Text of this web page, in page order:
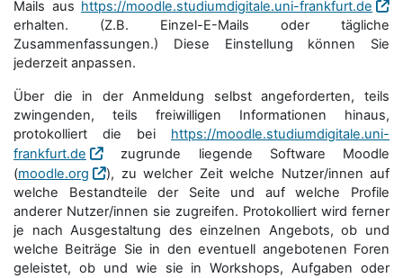
Mails aus https://moodle.studiumdigitale.uni-frankfurt.de
erhalten. (Z.B. Einzel-E-Mails oder tägliche
Zusammenfassungen.) Diese Einstellung können Sie
jederzeit anpassen.
Über die in der Anmeldung selbst angeforderten, teils
zwingenden, teils freiwilligen Informationen hinaus,
protokolliert die bei https://moodle.studiumdigitale.uni-
frankfurt.de
zugrunde liegende Software Moodle
(moodle.org
), zu welcher Zeit welche Nutzer/innen auf
welche Bestandteile der Seite und auf welche Profile
anderer Nutzer/innen sie zugreifen. Protokolliert wird ferner
je nach Ausgestaltung des einzelnen Angebots, ob und
welche Beiträge Sie in den eventuell angebotenen Foren
geleistet, ob und wie sie in Workshops, Aufgaben oder